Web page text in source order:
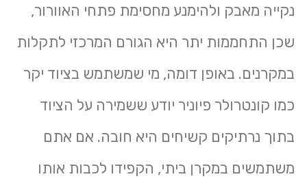
נקייה מאבק ולהימנע מחסימת פתחי האוורור,
שכן התחממות יתר היא הגורם המרכזי לתקלות
במקרנים. באופן דומה, מי שמשתמש בציוד יקר
כמו קונטרולר פיוניר יודע ששמירה על הציוד
בתוך נרתיקים קשיחים היא חובה. אם אתם
משתמשים במקרן ביתי, הקפידו לכבות אותו